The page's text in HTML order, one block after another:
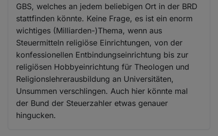
GBS, welches an jedem beliebigen Ort in der BRD
stattfinden könnte. Keine Frage, es ist ein enorm
wichtiges (Milliarden-)Thema, wenn aus
Steuermitteln religiöse Einrichtungen, von der
konfessionellen Entbindungseinrichtung bis zur
religiösen Hobbyeinrichtung für Theologen und
Religionslehrerausbildung an Universitäten,
Unsummen verschlingen. Auch hier könnte mal
der Bund der Steuerzahler etwas genauer
hingucken.